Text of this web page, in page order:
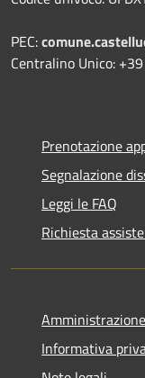
PEC:
Centralino Unico:
Prenotazione
Segnalazione
Leggi le FAQ
Richiesta
Informativa